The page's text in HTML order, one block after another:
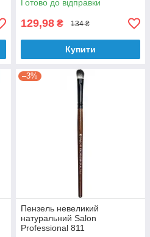
Готово до відправки
129,98 ₴ 134 ₴
Купити
–3%
Пензель невеликий
натуральний Salon
Professional 811